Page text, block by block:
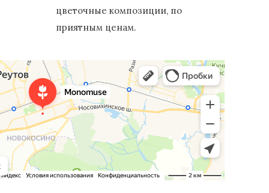
цветочные композиции, по
приятным ценам.